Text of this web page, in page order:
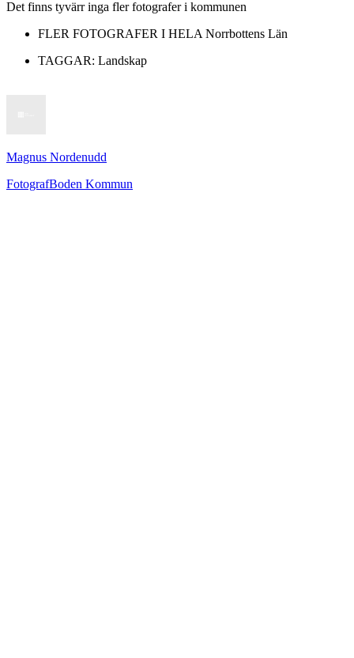
Det finns tyvärr inga fler fotografer i kommunen
FLER FOTOGRAFER I HELA Norrbottens Län
TAGGAR: Landskap
Magnus Nordenudd
FotografBoden Kommun